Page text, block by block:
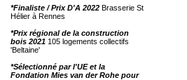
*Finaliste / Prix D'A 2022 Brasserie St
Hélier à Rennes
*Prix régional de la construction
bois 2021 105 logements collectifs
'Beltaine'
*Sélectionné par l'UE et la
Fondation Mies van der Rohe pour